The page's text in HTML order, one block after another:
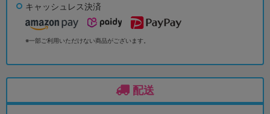
キャッシュレス決済
※一部ご利用いただけない商品がございます。
配送